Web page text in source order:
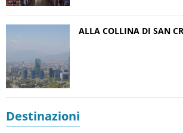
ALLA COLLINA DI SAN
Destinazioni